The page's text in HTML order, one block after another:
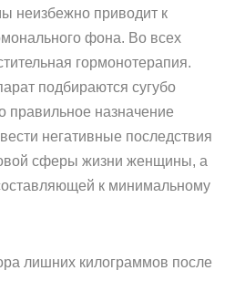
неизбежно приводит к
фона. Во всех
гормонотерапия.
подбираются сугубо
правильное назначение
негативные последствия
сферы жизни женщины, а
к минимальному
лишних килограммов после